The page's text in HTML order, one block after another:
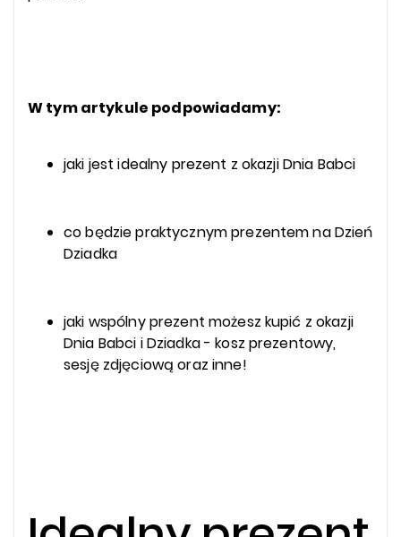
W tym artykule podpowiadamy:
jaki jest idealny prezent z okazji Dnia Babci
co będzie praktycznym prezentem na Dzień
Dziadka
jaki wspólny prezent możesz kupić z okazji
Dnia Babci i Dziadka - kosz prezentowy,
sesję zdjęciową oraz inne!